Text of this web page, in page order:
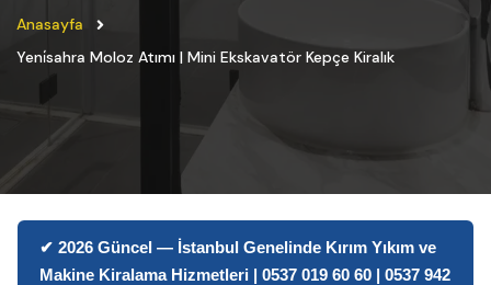
Anasayfa
Yeni̇sahra Moloz Atımı | Mini Ekskavatör Kepçe Kiralık
✔ 2026 Güncel — İstanbul Genelinde Kırım Yıkım ve
Makine Kiralama Hizmetleri | 0537 019 60 60 | 0537 942